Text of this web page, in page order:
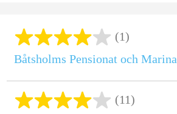
(1)
Båtsholms Pensionat och Marina
(11)